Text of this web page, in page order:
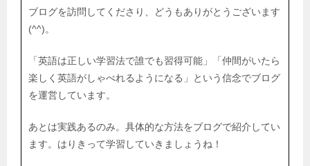
ブログを訪問してくださり、どうもありがとうございます
(^^)。
「英語は正しい学習法で誰でも習得可能」「仲間がいたら
楽しく英語がしゃべれるようになる」という信念でブログ
を運営しています。
あとは実践あるのみ。具体的な方法をブログで紹介してい
ます。はりきって学習していきましょうね！